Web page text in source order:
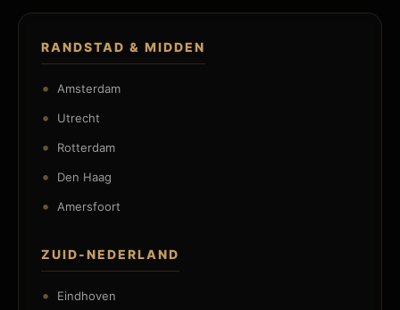
RANDSTAD & MIDDEN
Amsterdam
Utrecht
Rotterdam
Den Haag
Amersfoort
ZUID-NEDERLAND
Eindhoven